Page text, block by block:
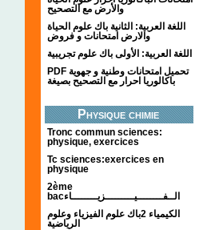
والأرض مع التصحيح
اللغة العربية: الثانية باك علوم الحياة
والارض امتحانات و فروض
اللغة العربية: الأولى باك علوم تجريبية
PDF تحميل امتحانات وطنية و جهوية
باكالوريا احرار مع التصحيح بصيغة
Physique chimie
Tronc commun sciences:
physique, exercices
Tc sciences:exercices en
physique
2ème
bacالــفــــــــيـــــــــزيــــــــاء
الكيمياء 2باك علوم الفيزياء وعلوم
الرياضية